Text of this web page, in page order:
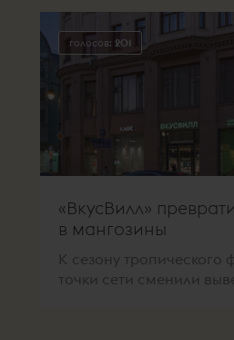
голосов: 201
«ВкусВилл»
в мангозины
К сезону тропического
точки сети сменили